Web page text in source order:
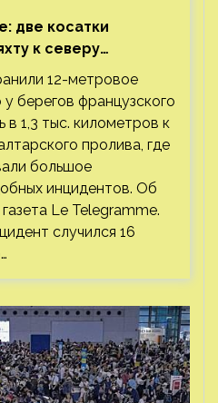
две косатки
к северу
пролива
12-метровое
берегов французского
в 1,3 тыс. километров к
пролива, где
большое
инцидентов. Об
Le Telegramme.
случился 16